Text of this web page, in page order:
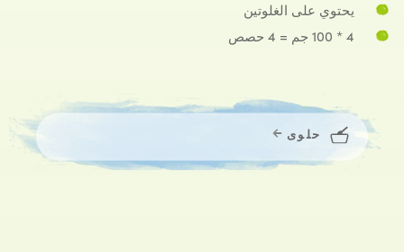
يحتوي على الغلوتين
4 * 100 جم = 4 حصص
حلوى